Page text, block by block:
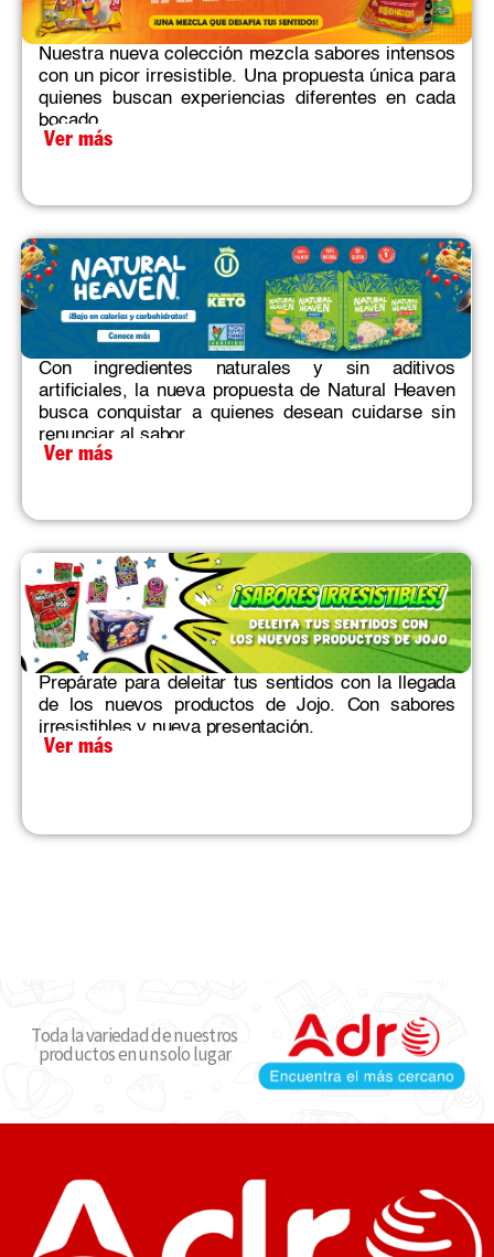
Nuestra nueva colección mezcla sabores intensos
con un picor irresistible. Una propuesta única para
quienes buscan experiencias diferentes en cada
bocado.​
Ver más
Con ingredientes naturales y sin aditivos
artificiales, la nueva propuesta de Natural Heaven
busca conquistar a quienes desean cuidarse sin
renunciar al sabor.
Ver más
Prepárate para deleitar tus sentidos con la llegada
de los nuevos productos de Jojo. Con sabores
irresistibles y nueva presentación.
Ver más
Toda la variedad de nuestros
productos en un solo lugar